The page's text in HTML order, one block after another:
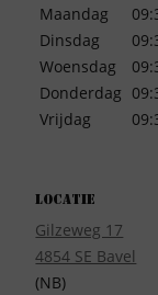
Maandag
Dinsdag
Woensdag
Donderdag
Vrijdag
Locatie
Gilzeweg 17
4854 SE Bavel
(NB)